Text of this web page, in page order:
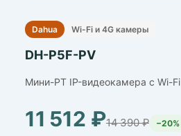
Dahua Wi-Fi и 4G камеры
DH-P5F-PV
Мини-PT IP-видеокамера с Wi-Fi
11 512 ₽14 390 ₽ −20%